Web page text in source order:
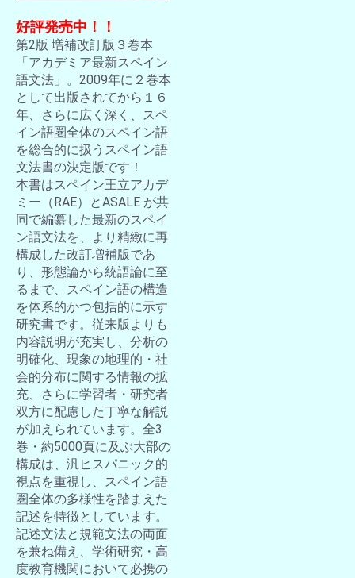
好評発売中！！
第2版 増補改訂版３巻本
「アカデミア最新スペイン
語文法」。2009年に２巻本
として出版されてから１６
年、さらに広く深く、スペ
イン語圏全体のスペイン語
を総合的に扱うスペイン語
文法書の決定版です！
本書はスペイン王立アカデ
ミー（RAE）とASALE が共
同で編纂した最新のスペイ
ン語文法を、より精緻に再
構成した改訂増補版であ
り、形態論から統語論に至
るまで、スペイン語の構造
を体系的かつ包括的に示す
研究書です。従来版よりも
内容説明が充実し、分析の
明確化、現象の地理的・社
会的分布に関する情報の拡
充、さらに学習者・研究者
双方に配慮した丁寧な解説
が加えられています。全3
巻・約5000頁に及ぶ大部の
構成は、汎ヒスパニック的
視点を重視し、スペイン語
圏全体の多様性を踏まえた
記述を特徴としています。
記述文法と規範文法の両面
を兼ね備え、学術研究・高
度教育機関において必携の